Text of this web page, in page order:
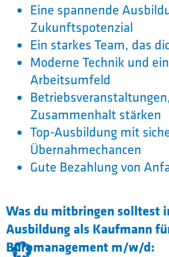
Eine spannende
Zukunftspotenzial
Ein starkes Team, das
Moderne Technik und
Arbeitsumfeld
Zusammenhalt stärken
Top-Ausbildung mit
Übernahmechancen
Gute Bezahlung von
Was du mitbringen solltest
Ausbildung als Kaufmann
Büromanagement m/w/d: